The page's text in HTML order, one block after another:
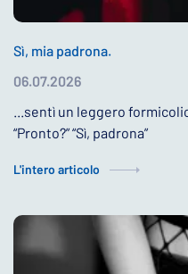
Sì, mia padrona.
06.07.2026
...sentì un leggero
“Pronto?” “Sì, padrona”
L'intero articolo